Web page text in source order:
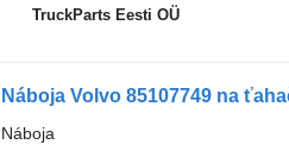
TruckParts Eesti OÜ
Náboja Volvo 85107749 na
Náboja